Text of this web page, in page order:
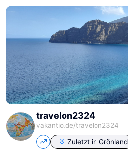
travelon2324
vakantio.de/travelon2324
Zuletzt in Grönland